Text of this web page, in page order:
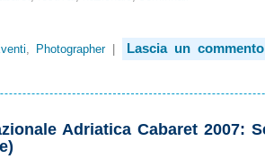
, Photographer| Lascia un
Adriatica Cabaret 2007: